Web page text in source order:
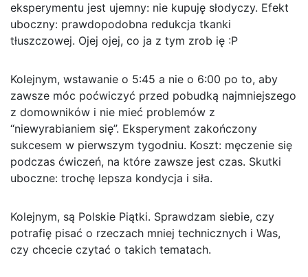
eksperymentu jest ujemny: nie kupuję słodyczy. Efekt
uboczny: prawdopodobna redukcja tkanki
tłuszczowej. Ojej ojej, co ja z tym zrob ię :P
Kolejnym, wstawanie o 5:45 a nie o 6:00 po to, aby
zawsze móc poćwiczyć przed pobudką najmniejszego
z domowników i nie mieć problemów z
“niewyrabianiem się”. Eksperyment zakończony
sukcesem w pierwszym tygodniu. Koszt: męczenie się
podczas ćwiczeń, na które zawsze jest czas. Skutki
uboczne: trochę lepsza kondycja i siła.
Kolejnym, są Polskie Piątki. Sprawdzam siebie, czy
potrafię pisać o rzeczach mniej technicznych i Was,
czy chcecie czytać o takich tematach.